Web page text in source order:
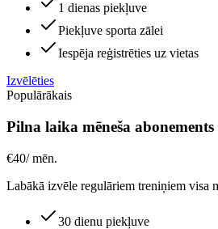
1 dienas piekļuve
Piekļuve sporta zālei
Iespēja reģistrēties uz vietas
Izvēlēties
Populārākais
Pilna laika mēneša abonements
€40/mēn.
Labākā izvēle regulāriem treniņiem visa
30 dienu piekļuve